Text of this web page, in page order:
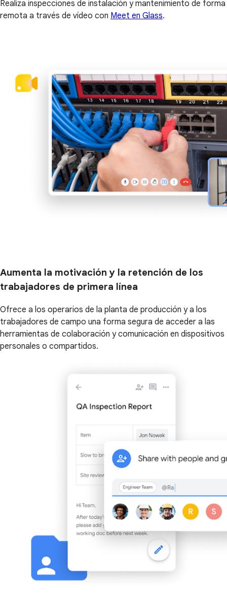
Realiza inspecciones de instalación y mantenimiento de forma
remota a través de vídeo con Meet en Glass.
Aumenta la motivación y la retención de los
trabajadores de primera línea
Ofrece a los operarios de la planta de producción y a los
trabajadores de campo una forma segura de acceder a las
herramientas de colaboración y comunicación en dispositivos
personales o compartidos.